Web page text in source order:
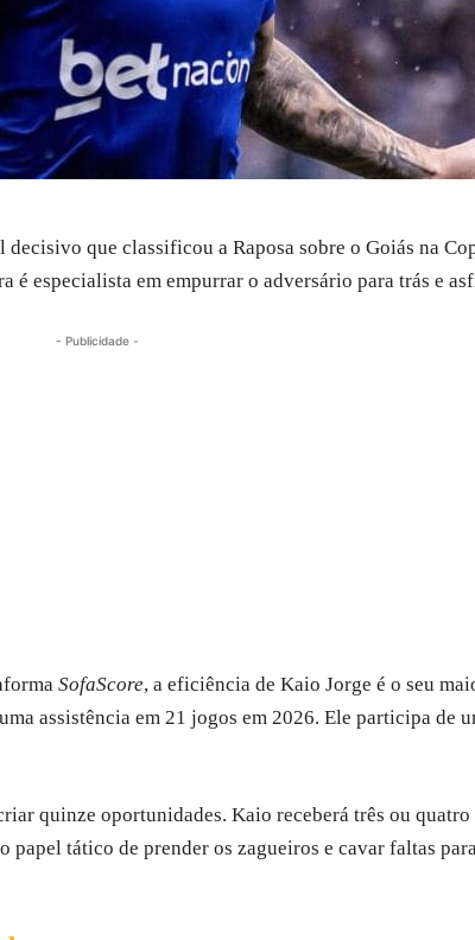
que classificou a Raposa sobre o Goiás na
é especialista em empurrar o adversário para trás e
- Publicidade -
SofaScore, a eficiência de Kaio Jorge é o seu
assistência em 21 jogos em 2026. Ele participa de
quinze oportunidades. Kaio receberá três ou
papel tático de prender os zagueiros e cavar faltas